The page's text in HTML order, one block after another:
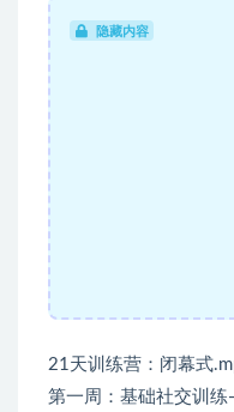
隐藏内容
21天训练营：闭幕式
第一周：基础社交训